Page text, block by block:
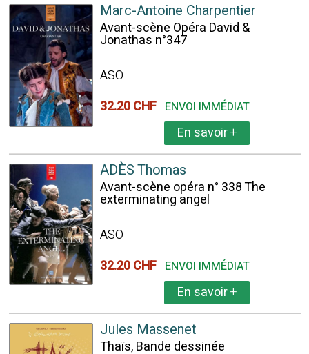
Marc-Antoine Charpentier
Avant-scène Opéra David &
Jonathas n°347
ASO
32.20 CHF ENVOI IMMÉDIAT
En savoir+
ADÈS Thomas
Avant-scène opéra n° 338 The
exterminating angel
ASO
32.20 CHF ENVOI IMMÉDIAT
En savoir+
Jules Massenet
Thaïs, Bande dessinée